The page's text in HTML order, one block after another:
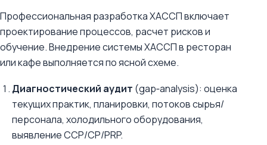
Профессиональная разработка ХАССП включает
проектирование процессов, расчет рисков и
обучение. Внедрение системы ХАССП в ресторан
или кафе выполняется по ясной схеме.
Диагностический аудит (gap‑analysis): оценка
текущих практик, планировки, потоков сырья/
персонала, холодильного оборудования,
выявление CCP/CP/PRP.